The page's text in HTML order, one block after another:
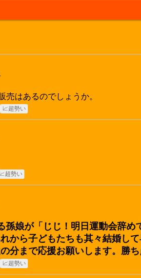
売はあるのでしょうか。
📈超勢い
📈超勢い
孫娘が「じじ！明日運動会辞
から子どもたちも其々結婚し
分まで応援お願いします。勝ち
📈超勢い